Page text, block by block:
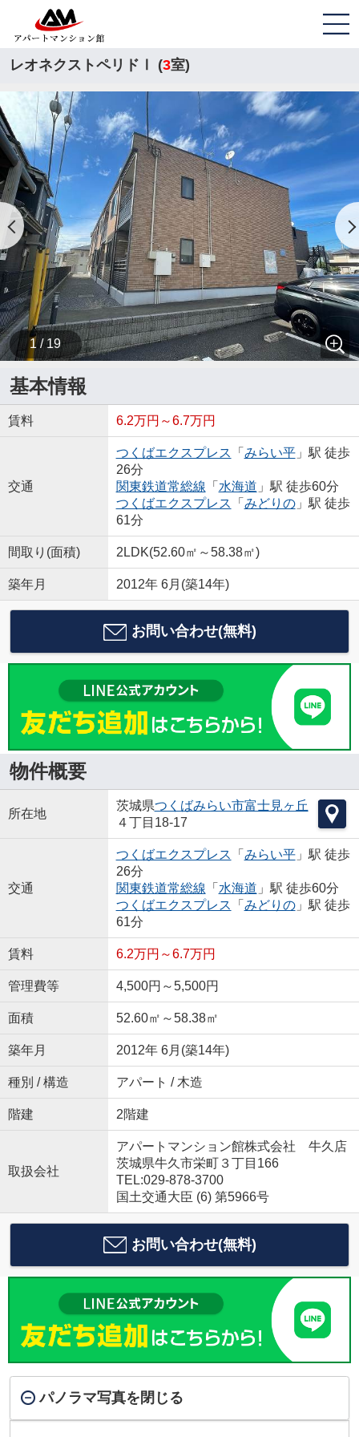
レオネクストペリドⅠ (3室)
1 / 19
基本情報
賃料 6.2万円～6.7万円
交通
つくばエクスプレス 「 みらい平」駅 徒歩
26分
関東鉄道常総線 「 水海道 」駅 徒歩60分
つくばエクスプレス 「 みどりの」駅 徒歩
61分
間取り(面積) 2LDK(52.60㎡～58.38㎡)
築年月 2012年 6月(築14年)
お問い合わせ(無料)
物件概要
所在地
茨城県つくばみらい市富士見ヶ丘
４丁目18-17
交通
つくばエクスプレス 「 みらい平」駅 徒歩
26分
関東鉄道常総線 「 水海道 」駅 徒歩60分
つくばエクスプレス 「 みどりの」駅 徒歩
61分
賃料 6.2万円～6.7万円
管理費等 4,500円～5,500円
面積 52.60㎡～58.38㎡
築年月 2012年 6月(築14年)
種別 / 構造 アパート / 木造
階建 2階建
取扱会社
アパートマンション館株式会社 牛久店
茨城県牛久市栄町３丁目166
TEL:029-878-3700
国土交通大臣 (6) 第5966号
お問い合わせ(無料)
パノラマ写真を閉じる